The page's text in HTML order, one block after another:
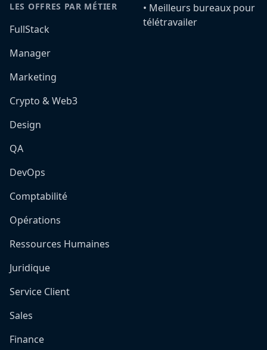
LES OFFRES PAR MÉTIER
FullStack
Manager
Marketing
Crypto & Web3
Design
QA
DevOps
Comptabilité
Opérations
Ressources Humaines
Juridique
Service Client
Sales
Finance
•️ Meilleurs bureaux pour
télétravailer